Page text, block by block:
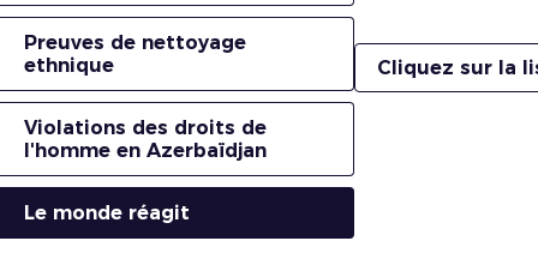
Preuves de nettoyage
ethnique
Violations des droits de
l'homme en Azerbaïdjan
Le monde réagit
Cliquez sur la